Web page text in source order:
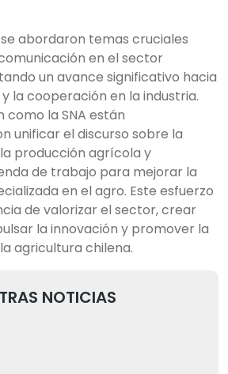
abordaron temas cruciales
en el sector
un avance significativo hacia
la cooperación en la industria.
como la SNA están
unificar el discurso sobre la
producción agrícola y
de trabajo para mejorar la
en el agro. Este esfuerzo
de valorizar el sector, crear
la innovación y promover la
agricultura chilena.
NOTICIAS